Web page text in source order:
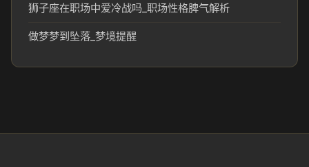
狮子座在职场中爱冷战吗_职场性格脾气解析
做梦梦到坠落_梦境提醒